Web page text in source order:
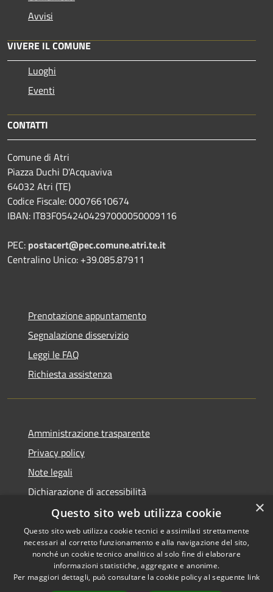
Avvisi
VIVERE IL COMUNE
Luoghi
Eventi
CONTATTI
Comune di Atri
Piazza Duchi D'Acquaviva
64032 Atri (TE)
Codice Fiscale: 00076610674
IBAN: IT83F0542404297000050009116
PEC: postacert@pec.comune.atri.te.it
Centralino Unico: +39.085.87911
Prenotazione appuntamento
Segnalazione disservizio
Leggi le FAQ
Richiesta assistenza
Amministrazione trasparente
Privacy policy
Note legali
Dichiarazione di accessibilità
Accessibilità
Privacy
Copyright © 2026 • Comune di
Atri • Powered by
Municipium•Accesso
×
Questo sito web utilizza cookie
Questo sito web utilizza cookie tecnici e assimilati strettamente
necessari al corretto funzionamento e alla navigazione del sito,
nonché un cookie tecnico analitico al solo fine di elaborare
informazioni statistiche, aggregate e anonime.
Per maggiori dettagli, può consultare la cookie policy al seguente link